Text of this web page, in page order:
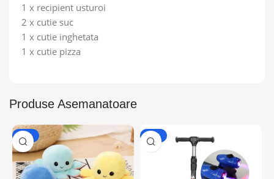
1 x recipient usturoi
2 x cutie suc
1 x cutie inghetata
1 x cutie pizza
Produse Asemanatoare
-50% -46%